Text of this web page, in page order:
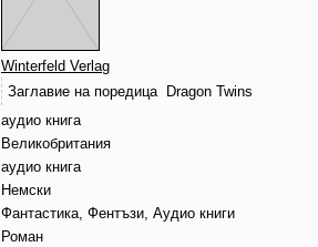
Winterfeld Verlag
Заглавие на поредица
Dragon Twins
аудио книга
Великобритания
аудио книга
Немски
Фантастика, Фентъзи, Аудио книги
Роман